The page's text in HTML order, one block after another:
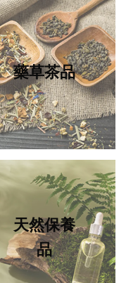
藥草茶品
天然保養
品